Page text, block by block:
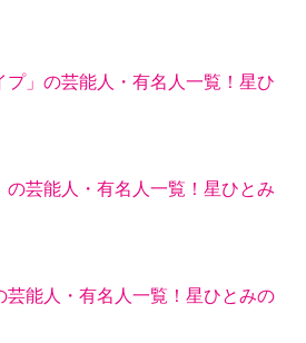
プ」の芸能人・有名人一覧！星ひ
の芸能人・有名人一覧！星ひとみ
芸能人・有名人一覧！星ひとみの